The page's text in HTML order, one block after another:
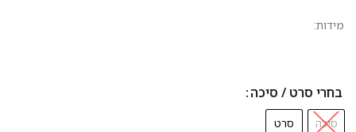
מידות:
בחרי סרט / סיכה
סיכה סרט